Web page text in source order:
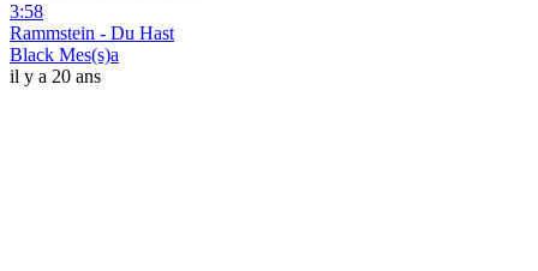
3:58
Rammstein - Du Hast
Black Mes(s)a
il y a 20 ans